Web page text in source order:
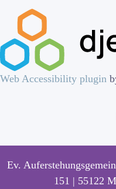
Web Accessibility plugin
Ev.
151 | 55122